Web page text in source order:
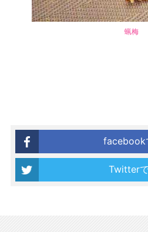
蝋梅
facebook
Twitter